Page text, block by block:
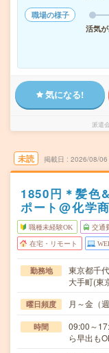
職場の様子
活気
気になる!
派遣
未読 掲載日 2026/08/06
1850円＊髪色
ポート@化学
職種未経験OK 交通
在宅・リモート
勤務地
東京都千
大手町(東
曜日頻度 月～金（
時間
09:00～
ら早出も